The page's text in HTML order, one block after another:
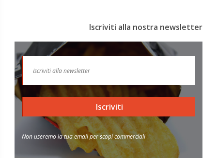
Iscriviti alla nostra newsletter
Iscriviti
Non useremo la tua email per scopi commerciali